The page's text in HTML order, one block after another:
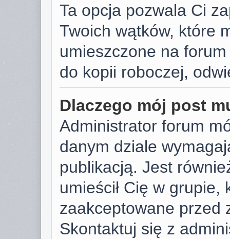
Ta opcja pozwala Ci
Twoich wątków, które
umieszczone na
do kopii roboczej,
Dlaczego mój post
Administrator forum
danym dziale
publikacją. Jest
umieścił Cię w
zaakceptowane przed
Skontaktuj się z